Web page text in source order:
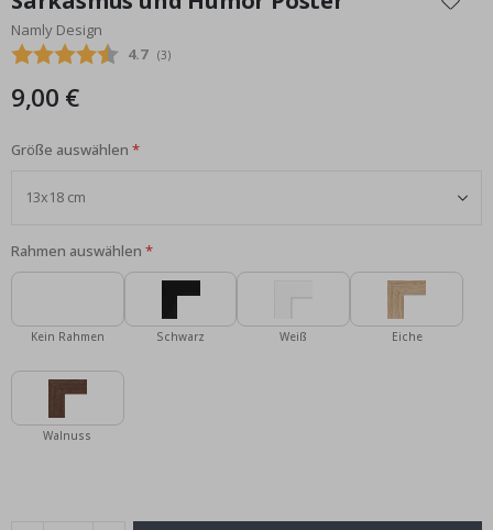
der
Bildgalerie
springen
Namly Design
Durchschnittliche Bewertung:
4.7 (abgegebene bewertungen:
3)
9,00 €
Größe auswählen
Rahmen auswählen
Kein Rahmen Schwarz Weiß Eiche
Walnuss